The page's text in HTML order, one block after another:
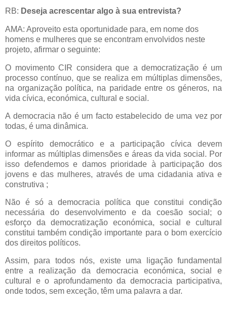
RB: Deseja acrescentar algo à sua entrevista?
AMA: Aproveito esta oportunidade para, em nome dos
homens e mulheres que se encontram envolvidos neste
projeto, afirmar o seguinte:
O movimento CIR considera que a democratização é um
processo contínuo, que se realiza em múltiplas dimensões,
na organização política, na paridade entre os géneros, na
vida cívica, económica, cultural e social.
A democracia não é um facto estabelecido de uma vez por
todas, é uma dinâmica.
O espírito democrático e a participação cívica devem
informar as múltiplas dimensões e áreas da vida social. Por
isso defendemos e damos prioridade à participação dos
jovens e das mulheres, através de uma cidadania ativa e
construtiva ;
Não é só a democracia política que constitui condição
necessária do desenvolvimento e da coesão social; o
esforço da democratização económica, social e cultural
constitui também condição importante para o bom exercício
dos direitos políticos.
Assim, para todos nós, existe uma ligação fundamental
entre a realização da democracia económica, social e
cultural e o aprofundamento da democracia participativa,
onde todos, sem exceção, têm uma palavra a dar.